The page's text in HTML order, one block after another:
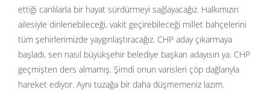
ettiği canlılarla bir hayat sürdürmeyi sağlayacağız. Halkımızın
ailesiyle dinlenebileceği, vakit geçirebileceği millet bahçelerini
tüm şehirlerimizde yaygınlaştıracağız. CHP aday çıkarmaya
başladı, sen nasıl büyükşehir belediye başkan adayısın ya. CHP
geçmişten ders almamış. Şimdi onun varisleri çöp dağlarıyla
hareket ediyor. Aynı tuzağa bir daha düşmemeniz lazım.